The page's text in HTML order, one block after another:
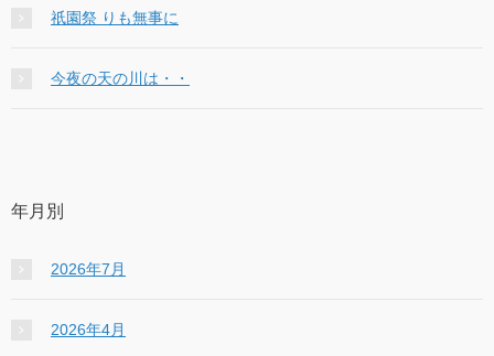
祇園祭 りも無事に
今夜の天の川は・・
年月別
2026年7月
2026年4月